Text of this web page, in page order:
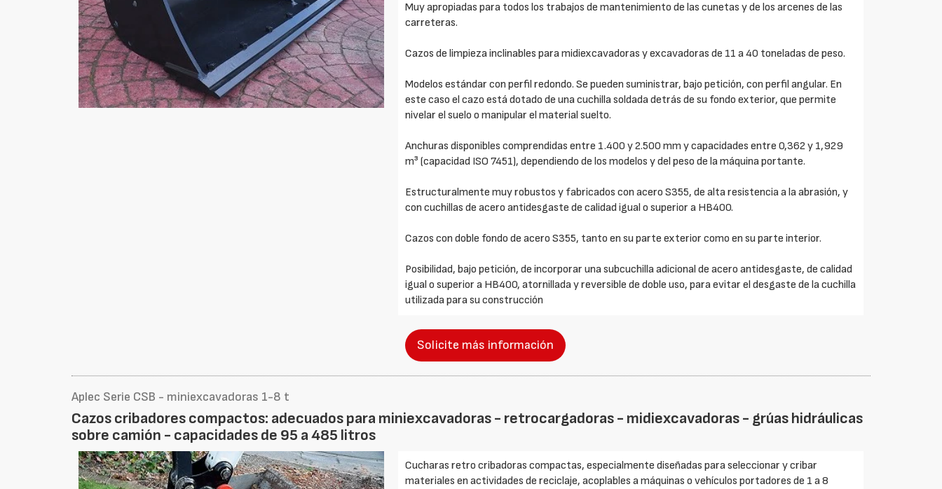
Muy apropiadas para todos los trabajos de mantenimiento de las cunetas y de los arcenes de las
carreteras.
Cazos de limpieza inclinables para midiexcavadoras y excavadoras de 11 a 40 toneladas de peso.
Modelos estándar con perfil redondo. Se pueden suministrar, bajo petición, con perfil angular. En
este caso el cazo está dotado de una cuchilla soldada detrás de su fondo exterior, que permite
nivelar el suelo o manipular el material suelto.
Anchuras disponibles comprendidas entre 1.400 y 2.500 mm y capacidades entre 0,362 y 1,929
m³ (capacidad ISO 7451), dependiendo de los modelos y del peso de la máquina portante.
Estructuralmente muy robustos y fabricados con acero S355, de alta resistencia a la abrasión, y
con cuchillas de acero antidesgaste de calidad igual o superior a HB400.
Cazos con doble fondo de acero S355, tanto en su parte exterior como en su parte interior.
Posibilidad, bajo petición, de incorporar una subcuchilla adicional de acero antidesgaste, de calidad
igual o superior a HB400, atornillada y reversible de doble uso, para evitar el desgaste de la cuchilla
utilizada para su construcción
Solicite más información
Aplec Serie CSB - miniexcavadoras 1-8 t
Cazos cribadores compactos: adecuados para miniexcavadoras - retrocargadoras - midiexcavadoras - grúas hidráulicas
sobre camión - capacidades de 95 a 485 litros
Cucharas retro cribadoras compactas, especialmente diseñadas para seleccionar y cribar
materiales en actividades de reciclaje, acoplables a máquinas o vehículos portadores de 1 a 8